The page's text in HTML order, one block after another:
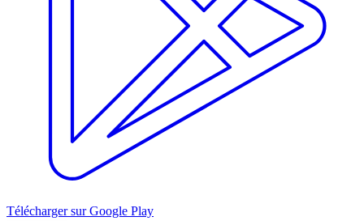
Télécharger sur Google Play